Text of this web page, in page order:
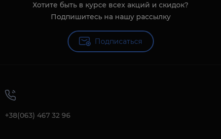
Хотите быть в курсе всех акций и скидок?
Подпишитесь на нашу рассылку
Подписаться
+38(063) 467 32 96